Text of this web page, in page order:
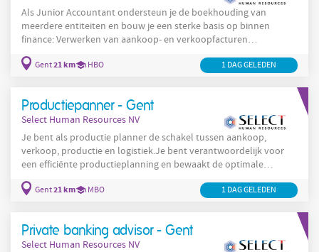
Als Junior Accountant ondersteun je de boekhouding van
meerdere entiteiten en bouw je een sterke basis op binnen
finance: Verwerken van aankoop- en verkoopfacturen
Ondersteunen bij de maandelijkse afsluitingen Uitvoeren van
dagelijkse boekhoudkundige verrichtingen Klaarzetten en
aanspreekpunt voor facturatie
Gent21 km HBO 1 DAG GELEDEN
Productiepanner - Gent
Select Human Resources NV
Je bent als productie planner de schakel tussen aankoop,
verkoop, productie en logistiek.Je bent verantwoordelijk voor
een efficiënte productieplanning en bewaakt de optimale
beschikbaarheid van grondstoffen en eindproducten. Een greep
uit jouw takenpakket: Opmaken productie- en behoefteplanning.
Beheer van de v oorraad van grondstoffen ,
Gent21 km MBO 1 DAG GELEDEN
Private banking advisor - Gent
Select Human Resources NV